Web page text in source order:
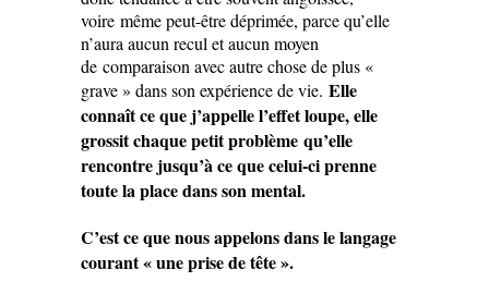
voire même peut-être déprimée, parce qu’elle
n’aura aucun recul et aucun moyen
de comparaison avec autre chose de plus «
grave » dans son expérience de vie. Elle
connaît ce que j’appelle l’effet loupe, elle
grossit chaque petit problème qu’elle
rencontre jusqu’à ce que celui-ci prenne
toute la place dans son mental.
C’est ce que nous appelons dans le langage
courant « une prise de tête ».